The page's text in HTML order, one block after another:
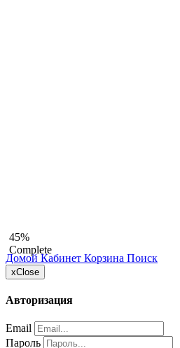
45%
Complete
Домой Кабинет Корзина Поиск
xClose
Авторизация
Email
Пароль